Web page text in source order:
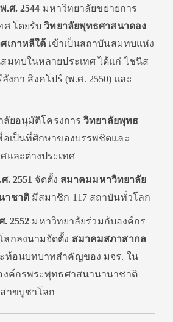
ศ. 2544 มหาวิทยาลัยขยายการ
ศ โดยรับวิทยาลัยพุทธศาสนาดอง
เกาหลีใต้ เข้าเป็นสถาบันสมทบแห่ง
มทบในหลายประเทศ ได้แก่ ไชนิส
ลังกา สิงคโปร์ (พ.ศ. 2550) และ
ลัยอนุมัติโครงการวิทยาลัยพุทธ
อเป็นที่ศึกษาของบรรพชิตและ
และต่างประเทศ
. 2551 จัดตั้ง สมาคมมหาวิทยาลัย
าชาติมีสมาชิก 117 สถาบันทั่วโลก
2552 มหาวิทยาลัยร่วมกับองค์กร
กลงนามจัดตั้ง สมาคมสภาสากล
ท้อนบทบาทสำคัญของ มจร. ใน
งค์กรพระพุทธศาสนานานาชาติ
าขบูชาโลก